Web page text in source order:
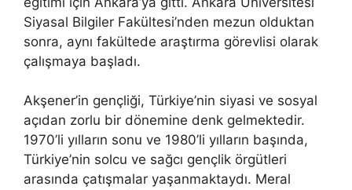
Siyasal Bilgiler Fakültesi’nden mezun olduktan
sonra, aynı fakültede araştırma görevlisi olarak
çalışmaya başladı.
Akşener’in gençliği, Türkiye’nin siyasi ve sosyal
açıdan zorlu bir dönemine denk gelmektedir.
1970’li yılların sonu ve 1980’li yılların başında,
Türkiye’nin solcu ve sağcı gençlik örgütleri
arasında çatışmalar yaşanmaktaydı. Meral